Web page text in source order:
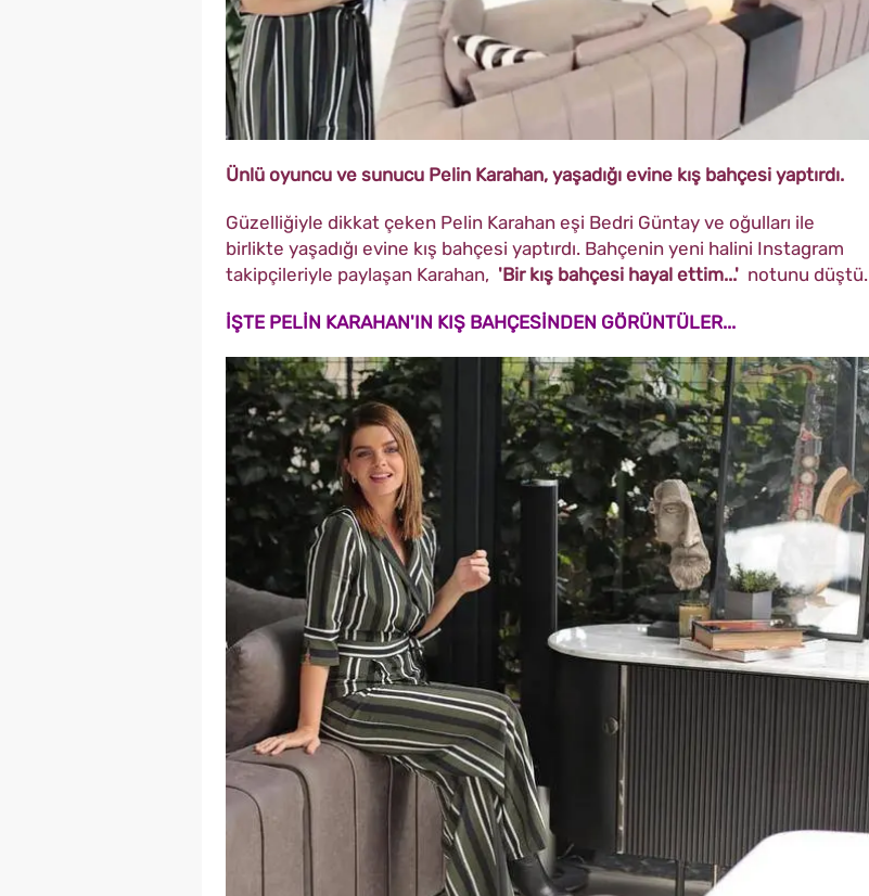
Ünlü oyuncu ve sunucu Pelin Karahan, yaşadığı evine kış bahçesi yaptırdı.
Güzelliğiyle dikkat çeken Pelin Karahan eşi Bedri Güntay ve oğulları ile
birlikte yaşadığı evine kış bahçesi yaptırdı. Bahçenin yeni halini Instagram
takipçileriyle paylaşan Karahan, 'Bir kış bahçesi hayal ettim...' notunu düştü.
İŞTE PELİN KARAHAN'IN KIŞ BAHÇESİNDEN GÖRÜNTÜLER...